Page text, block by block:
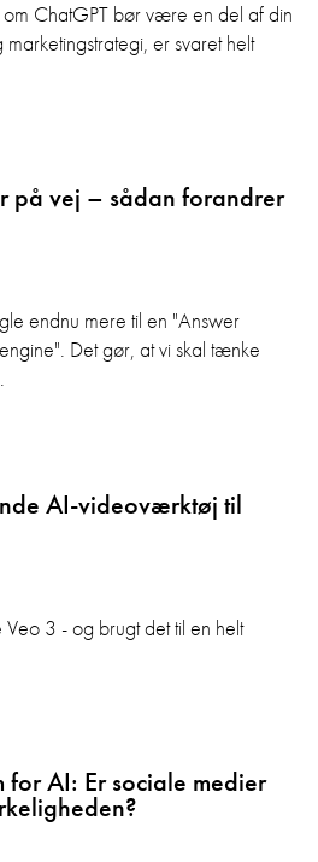
ChatGPT bør være en del af din
er svaret helt
på vej – sådan forandrer
endnu mere til en "Answer
Det gør, at vi skal tænke
AI-videoværktøj til
3 - og brugt det til en helt
AI: Er sociale medier